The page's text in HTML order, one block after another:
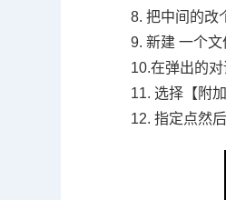
8.把中间的改
9.新建 一个文
10.在弹出的对
11. 选择【附
12.指定点然